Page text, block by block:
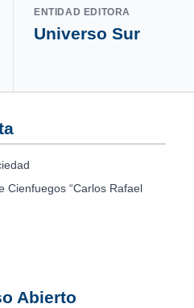
ENTIDAD EDITORA
Universo Sur
Cienfuegos “Carlos Rafael
Abierto